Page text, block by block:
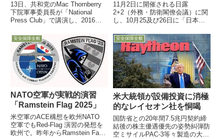
13日、共和党のMac Thornberry
下院軍事委員長が「National
Press Club」で講演し、2016年
を語り、具体的には「Third
Offset strategy」「サイバー」
「核抑止」「...
11月2日に開催される日露
2+2（外務・防衛閣僚会議）に関
し、10月25及び26日に「日本政
読売及び産経系列が取り上げてい
ます
安全保障全般
NATO空軍が実戦的演習
「Ramstein Flag 2025」
米空軍のACE構想を欧州NATO
空軍でもRed-Flag 演習の発想を
欧州で。昨年からRamstein Fag
安全保障全般
米大統領が設備投資に消極
的なレイセオン社を恫喝
国防省との20年間7.5兆円契約締
結後の株主優遇優先の姿勢糾弾防
空ミサイルPAC-3等々製造の大増